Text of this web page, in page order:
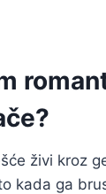
živi kroz
kada ga